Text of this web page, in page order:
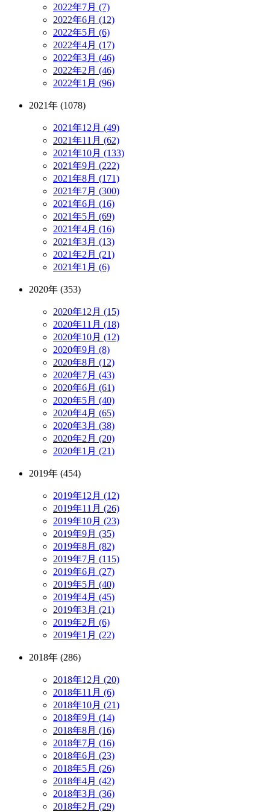
2022年7月 (7)
2022年6月 (12)
2022年5月 (6)
2022年4月 (17)
2022年3月 (46)
2022年2月 (46)
2022年1月 (96)
2021年 (1078)
2021年12月 (49)
2021年11月 (62)
2021年10月 (133)
2021年9月 (222)
2021年8月 (171)
2021年7月 (300)
2021年6月 (16)
2021年5月 (69)
2021年4月 (16)
2021年3月 (13)
2021年2月 (21)
2021年1月 (6)
2020年 (353)
2020年12月 (15)
2020年11月 (18)
2020年10月 (12)
2020年9月 (8)
2020年8月 (12)
2020年7月 (43)
2020年6月 (61)
2020年5月 (40)
2020年4月 (65)
2020年3月 (38)
2020年2月 (20)
2020年1月 (21)
2019年 (454)
2019年12月 (12)
2019年11月 (26)
2019年10月 (23)
2019年9月 (35)
2019年8月 (82)
2019年7月 (115)
2019年6月 (27)
2019年5月 (40)
2019年4月 (45)
2019年3月 (21)
2019年2月 (6)
2019年1月 (22)
2018年 (286)
2018年12月 (20)
2018年11月 (6)
2018年10月 (21)
2018年9月 (14)
2018年8月 (16)
2018年7月 (16)
2018年6月 (23)
2018年5月 (26)
2018年4月 (42)
2018年3月 (36)
2018年2月 (29)